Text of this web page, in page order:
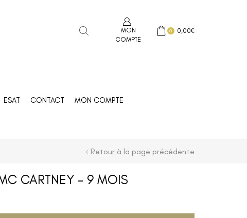
MON
COMPTE
0 0,00€
ESAT CONTACT MON COMPTE
Retour à la page précédente
CARTNEY – 9 MOIS